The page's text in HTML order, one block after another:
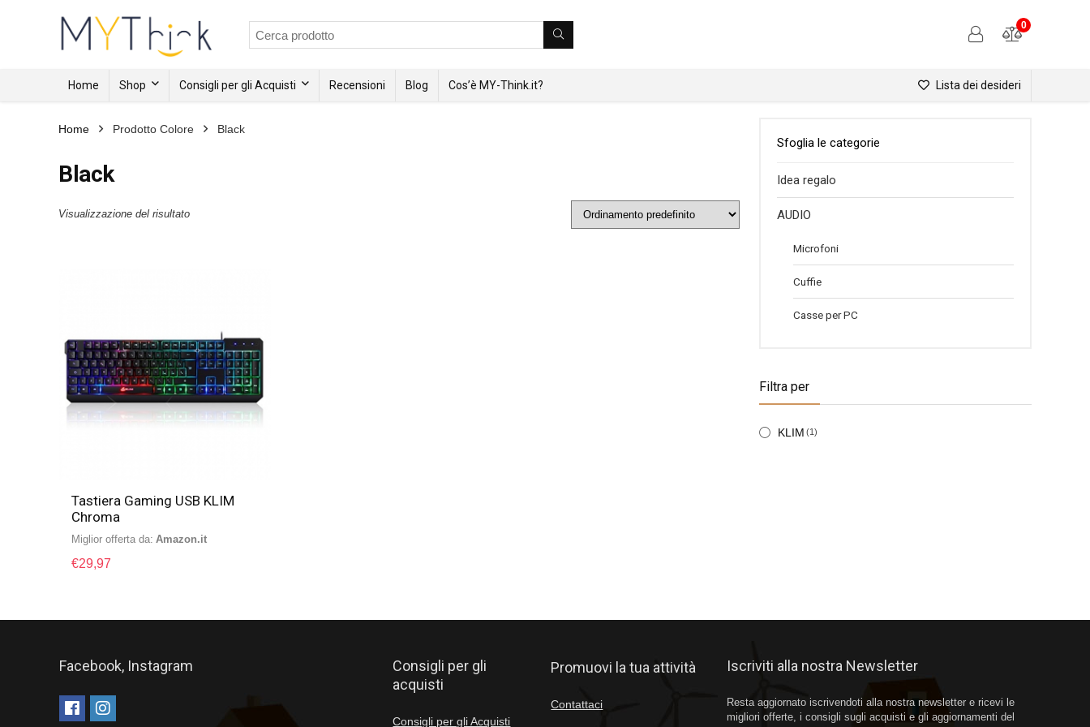
0
Lista dei desideri
Home Shop Consigli per gli Acquisti Recensioni Blog Cos’è MY-Think.it?
Home Prodotto Colore Black
Black
Visualizzazione del risultato
Tastiera Gaming USB KLIM
Chroma
Miglior offerta da: Amazon.it
€29,97
Sfoglia le categorie
Idea regalo
AUDIO
Microfoni
Cuffie
Casse per PC
Filtra per
KLIM (1)
Facebook, Instagram
Consigli per gli
acquisti
Consigli per gli Acquisti
Promuovi la tua attività
Contattaci
Iscriviti alla nostra Newsletter
Resta aggiornato iscrivendoti alla nostra newsletter e ricevi le
migliori offerte, i consigli sugli acquisti e gli aggiornamenti del